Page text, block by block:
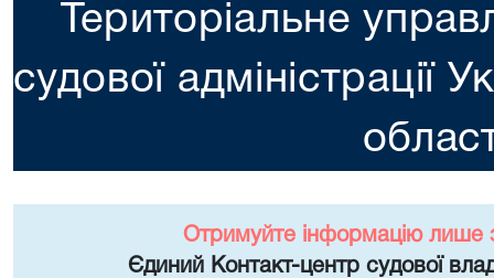
Територіальне
судової адміністрації
Отримуйте інформацію лише
Єдиний Контакт-центр судової